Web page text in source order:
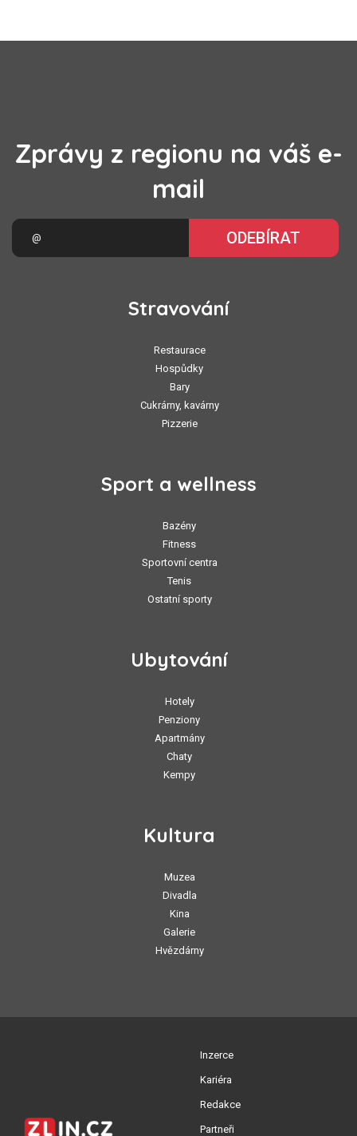
Zprávy z regionu na váš e-
mail
ODEBÍRAT
Stravování
Restaurace
Hospůdky
Bary
Cukrárny, kavárny
Pizzerie
Sport a wellness
Bazény
Fitness
Sportovní centra
Tenis
Ostatní sporty
Ubytování
Hotely
Penziony
Apartmány
Chaty
Kempy
Kultura
Muzea
Divadla
Kina
Galerie
Hvězdárny
Inzerce
Kariéra
Redakce
Partneři